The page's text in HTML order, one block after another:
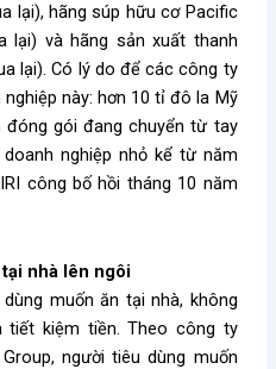
lại), hãng súp hữu cơ Pacific
lại) và hãng sản xuất thanh
lại). Có lý do để các công ty
này: hơn 10 tỉ đô la Mỹ
gói đang chuyển từ tay
nghiệp nhỏ kể từ năm
công bố hồi tháng 10 năm
nhà lên ngôi
muốn ăn tại nhà, không
tiết kiệm tiền. Theo công ty
người tiêu dùng muốn